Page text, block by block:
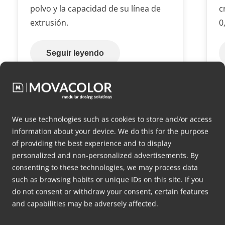
We use technologies such as cookies to store and/or access
information about your device. We do this for the purpose
of providing the best experience and to display
personalized and non-personalized advertisements. By
consenting to these technologies, we may process data
such as browsing habits or unique IDs on this site. If you
do not consent or withdraw your consent, certain features
and capabilities may be adversely affected.
polvo y la capacidad de su línea de
extrusión.
Seguir leyendo
Ir a todos
¿Buscaconsejos gratuitos
sobre cómo dosificar mejor su